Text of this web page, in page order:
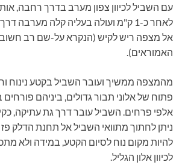
עם השביל לכיוון צפון מערב בדרך רחבה,
לאחר כ-1 ק"מ ועולה בעליה קלה מערבה
אל מצפה ריש לקיש (הנקרא על-שם רב
האמוראים).
מהמצפה ממשיך ועובר השביל בקטע נינוח
פתוח של אלוני תבור גדולים, ביניהם
אלפי פרחים. השביל עובר דרך גת עתיקה,
ניתן לחתוך מתוואי השביל אל תחנת הדלק
להיות מקום נוח לסיום הקטע, במידה ולא
לכיוון אלון הגליל.